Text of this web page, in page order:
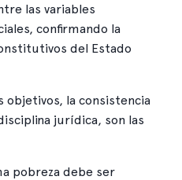
las variables
confirmando la
del Estado
objetivos, la consistencia
jurídica, son las
pobreza debe ser